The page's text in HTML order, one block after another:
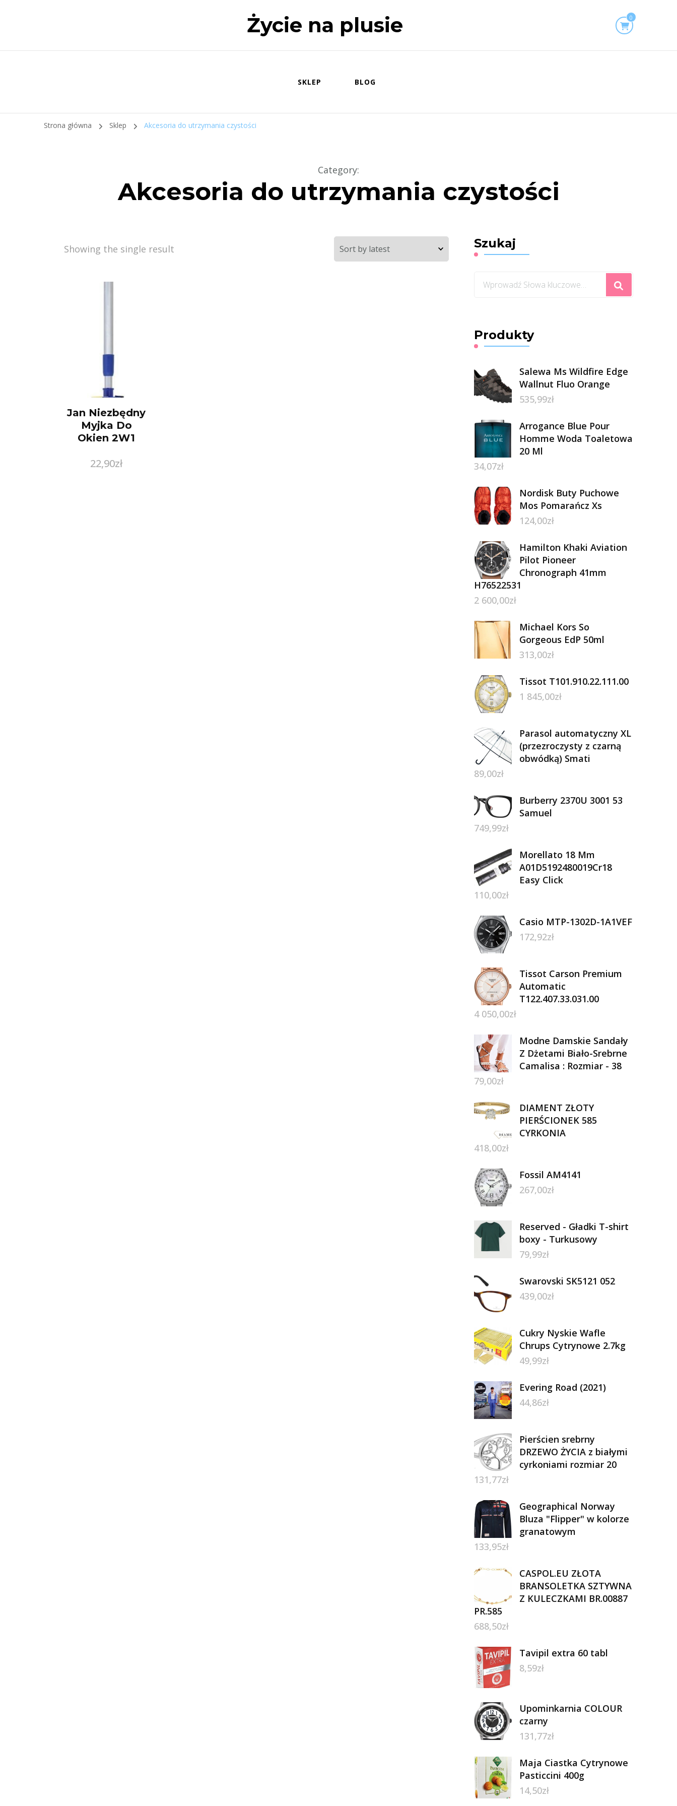
Życie na plusie 0
SKLEP BLOG
Strona główna Sklep Akcesoria do utrzymania czystości
Category:
Akcesoria do utrzymania czystości
Showing the single result
Jan Niezbędny
Myjka Do
Okien 2W1
22,90zł
Szukaj
Szukasz
Produkty
Salewa Ms Wildfire Edge
Wallnut Fluo Orange
535,99zł
Arrogance Blue Pour
Homme Woda Toaletowa
20 Ml
34,07zł
Nordisk Buty Puchowe
Mos Pomarańcz Xs
124,00zł
Hamilton Khaki Aviation
Pilot Pioneer
Chronograph 41mm
H76522531
2 600,00zł
Michael Kors So
Gorgeous EdP 50ml
313,00zł
Tissot T101.910.22.111.00
1 845,00zł
Parasol automatyczny XL
(przezroczysty z czarną
obwódką) Smati
89,00zł
Burberry 2370U 3001 53
Samuel
749,99zł
Morellato 18 Mm
A01D5192480019Cr18
Easy Click
110,00zł
Casio MTP-1302D-1A1VEF
172,92zł
Tissot Carson Premium
Automatic
T122.407.33.031.00
4 050,00zł
Modne Damskie Sandały
Z Dżetami Biało-Srebrne
Camalisa : Rozmiar - 38
79,00zł
DIAMENT ZŁOTY
PIERŚCIONEK 585
CYRKONIA
418,00zł
Fossil AM4141
267,00zł
Reserved - Gładki T-shirt
boxy - Turkusowy
79,99zł
Swarovski SK5121 052
439,00zł
Cukry Nyskie Wafle
Chrups Cytrynowe 2.7kg
49,99zł
Evering Road (2021)
44,86zł
Pierścien srebrny
DRZEWO ŻYCIA z białymi
cyrkoniami rozmiar 20
131,77zł
Geographical Norway
Bluza "Flipper" w kolorze
granatowym
133,95zł
CASPOL.EU ZŁOTA
BRANSOLETKA SZTYWNA
Z KULECZKAMI BR.00887
PR.585
688,50zł
Tavipil extra 60 tabl
8,59zł
Upominkarnia COLOUR
czarny
131,77zł
Maja Ciastka Cytrynowe
Pasticcini 400g
14,50zł